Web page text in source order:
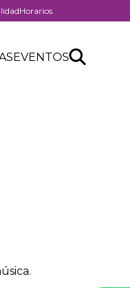
Horarios
EVENTOSSearch
Buscar